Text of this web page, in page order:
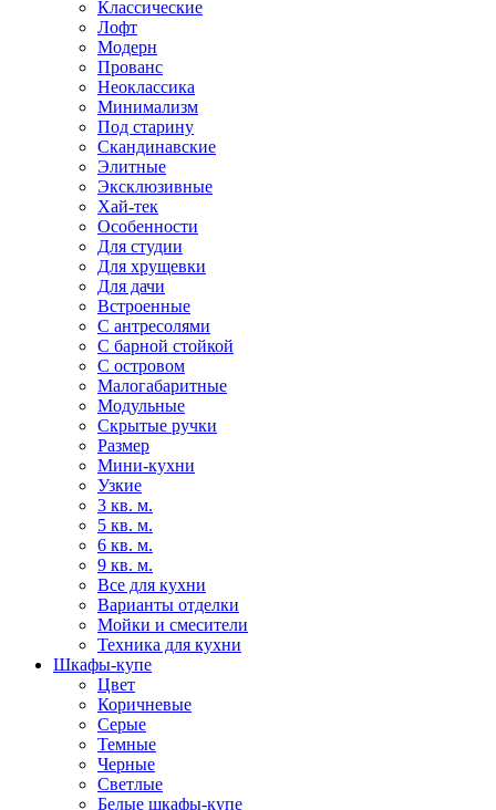
Классические
Лофт
Модерн
Прованс
Неоклассика
Минимализм
Под старину
Скандинавские
Элитные
Эксклюзивные
Хай-тек
Особенности
Для студии
Для хрущевки
Для дачи
Встроенные
С антресолями
С барной стойкой
С островом
Малогабаритные
Модульные
Скрытые ручки
Размер
Мини-кухни
Узкие
3 кв. м.
5 кв. м.
6 кв. м.
9 кв. м.
Все для кухни
Варианты отделки
Мойки и смесители
Техника для кухни
Шкафы-купе
Цвет
Коричневые
Серые
Темные
Черные
Светлые
Белые шкафы-купе